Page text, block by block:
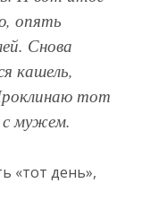
опять
Снова
кашель,
тот
с мужем.
«тот день»,